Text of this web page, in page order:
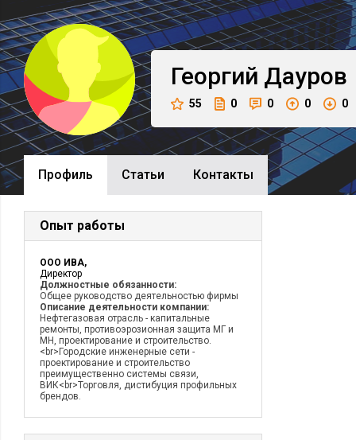
Георгий Дауров
55 0 0 0 0
Профиль Cтатьи Контакты
Опыт работы
ООО ИВА,
Директор
Должностные обязанности:
Общее руководство деятельностью фирмы
Описание деятельности компании:
Нефтегазовая отрасль - капитальные
ремонты, противоэрозионная защита МГ и
МН, проектирование и строительство.
<br>Городские инженерные сети -
проектирование и строительство
преимущественно системы связи,
ВИК<br>Торговля, дистибуция профильных
брендов.